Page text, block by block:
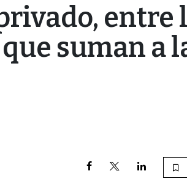
entre
suman a